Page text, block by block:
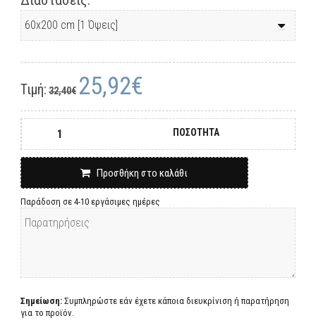
Τιμή: 32,40€ 25,92€
ΠΟΣΟΤΗΤΑ
Προσθήκη στο καλάθι
Παράδοση σε 4-10 εργάσιμες ημέρες
Σημείωση: Συμπληρώστε εάν έχετε κάποια διευκρίνιση ή παρατήρηση
για το προϊόν.